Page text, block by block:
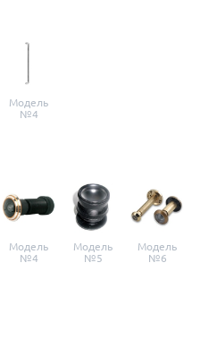
Модель
№4
Модель
№4
Модель
№5
Модель
№6